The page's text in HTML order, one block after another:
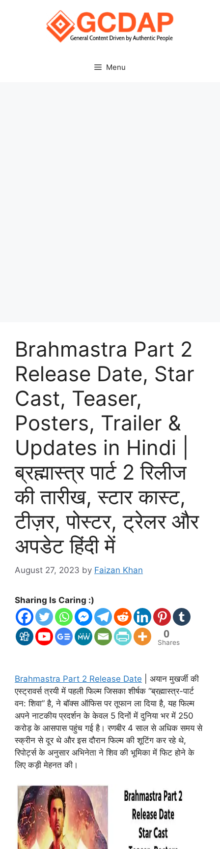
Menu
Brahmastra Part 2
Release Date, Star
Cast, Teaser,
Posters, Trailer &
Updates in Hindi |
ब्रह्मास्त्र पार्ट 2 रिलीज
की तारीख, स्टार कास्ट,
टीज़र, पोस्टर, ट्रेलर और
अपडेट हिंदी में
August 27, 2023 by Faizan Khan
Sharing Is Caring :)
0
Shares
Brahmastra Part 2 Release Date | अयान मुखर्जी की
एस्ट्रावर्स त्रयी में पहली फिल्म जिसका शीर्षक “ब्रह्मास्त्र-पार्ट
वन: शिवा” है, ने बॉक्स ऑफिस पर तूफान ला दिया है, यह फिल्म
अपने नाटकीय प्रदर्शन के केवल 5 दिनों में दुनिया भर में 250
करोड़ के आसपास पहुंच गई है। रणबीर 4 साल से अधिक समय से
स्क्रीन से दूर थे और इस दौरान फिल्म की शूटिंग कर रहे थे,
रिपोर्ट्स के अनुसार अभिनेता ने शिव की भूमिका में फिट होने के
लिए कड़ी मेहनत की।